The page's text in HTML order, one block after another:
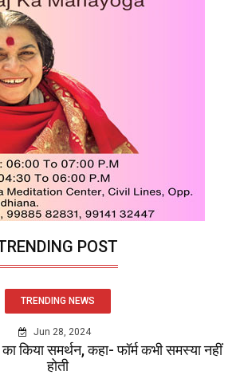
POST
TRENDING NEWS
Jun 28, 2024
का किया समर्थन, कहा- फॉर्म कभी समस्या नहीं
होती